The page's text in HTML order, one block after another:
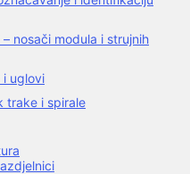
nosači modula i strujnih
uglovi
trake i spirale